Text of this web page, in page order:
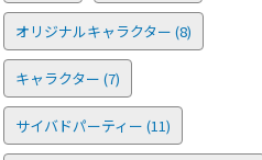
オリジナルキャラクター (8)
キャラクター (7)
サイバドパーティー (11)